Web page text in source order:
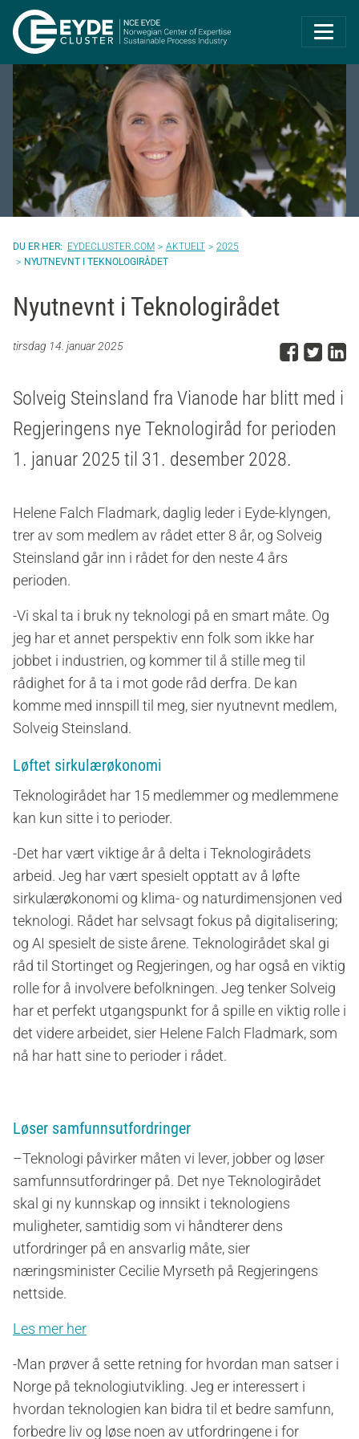
Eyde-Cluster |
EYDECLUSTER.COM AKTUELT
2025
NYUTNEVNT I TEKNOLOGIRÅDET
Nyutnevnt i Teknologirådet
tirsdag 14. januar 2025 DelDel
Solveig Steinsland fra Vianode har blitt med i
Regjeringens nye Teknologiråd for perioden
1. januar 2025 til 31. desember 2028.
Helene Falch Fladmark, daglig leder i Eyde-klyngen,
trer av som medlem av rådet etter 8 år, og Solveig
Steinsland går inn i rådet for den neste 4 års
perioden.
-Vi skal ta i bruk ny teknologi på en smart måte. Og
jeg har et annet perspektiv enn folk som ikke har
jobbet i industrien, og kommer til å stille meg til
rådighet for å ta i mot gode råd derfra. De kan
komme med innspill til meg, sier nyutnevnt medlem,
Solveig Steinsland.
Løftet sirkulærøkonomi
Teknologirådet har 15 medlemmer og medlemmene
kan kun sitte i to perioder.
-Det har vært viktige år å delta i Teknologirådets
arbeid. Jeg har vært spesielt opptatt av å løfte
sirkulærøkonomi og klima- og naturdimensjonen ved
teknologi. Rådet har selvsagt fokus på digitalisering;
og AI spesielt de siste årene. Teknologirådet skal gi
råd til Stortinget og Regjeringen, og har også en viktig
rolle for å involvere befolkningen. Jeg tenker Solveig
har et perfekt utgangspunkt for å spille en viktig rolle i
det videre arbeidet, sier Helene Falch Fladmark, som
nå har hatt sine to perioder i rådet.
Løser samfunnsutfordringer
–Teknologi påvirker måten vi lever, jobber og løser
samfunnsutfordringer på. Det nye Teknologirådet
skal gi ny kunnskap og innsikt i teknologiens
muligheter, samtidig som vi håndterer dens
utfordringer på en ansvarlig måte, sier
næringsminister Cecilie Myrseth på Regjeringens
nettside.
Les mer her
-Man prøver å sette retning for hvordan man satser i
Norge på teknologiutvikling. Jeg er interessert i
hvordan teknologien kan bidra til et bedre samfunn,
forbedre liv og løse noen av utfordringene i for